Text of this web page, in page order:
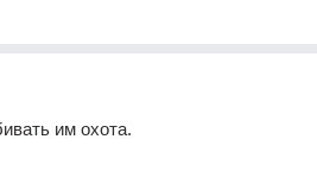
им охота.